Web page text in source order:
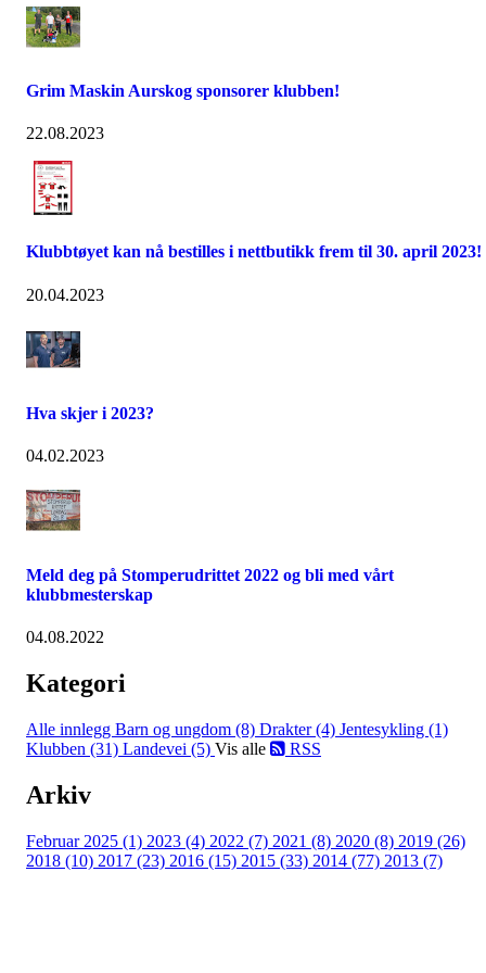
Grim Maskin Aurskog sponsorer klubben!
22.08.2023
Klubbtøyet kan nå bestilles i nettbutikk frem til 30. april 2023!
20.04.2023
Hva skjer i 2023?
04.02.2023
Meld deg på Stomperudrittet 2022 og bli med vårt
klubbmesterskap
04.08.2022
Kategori
Alle innlegg Barn og ungdom (8) Drakter (4) Jentesykling (1)
Klubben (31) Landevei (5) Vis alle RSS
Arkiv
Februar 2025 (1) 2023 (4) 2022 (7) 2021 (8) 2020 (8) 2019 (26)
2018 (10) 2017 (23) 2016 (15) 2015 (33) 2014 (77) 2013 (7)